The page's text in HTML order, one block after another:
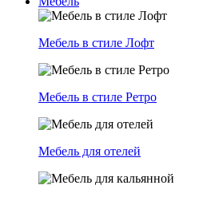
Мебель в стиле Лофт
Мебель в стиле Ретро
Мебель для отелей